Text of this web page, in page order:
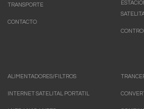
TRANSPORTE
CONTACTO
ALIMENTADORES/FILTROS
INTERNET SATELITAL PORTATIL